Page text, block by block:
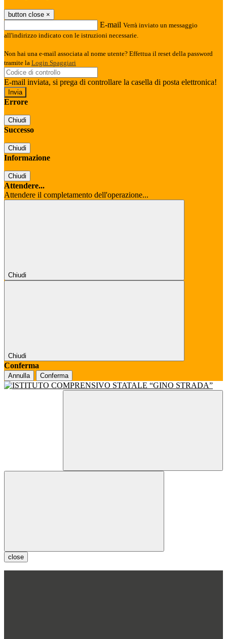
button close ×
E-mail Verrà inviato un messaggio
all'indirizzo indicato con le istruzioni necessarie.
Non hai una e-mail associata al nome utente? Effettua il reset della password
tramite la Login Spaggiari
E-mail inviata, si prega di controllare la casella di posta elettronica!
Errore
Chiudi
Successo
Chiudi
Informazione
Chiudi
Attendere...
Attendere il completamento dell'operazione...
Chiudi
Chiudi
Conferma
Annulla Conferma
close